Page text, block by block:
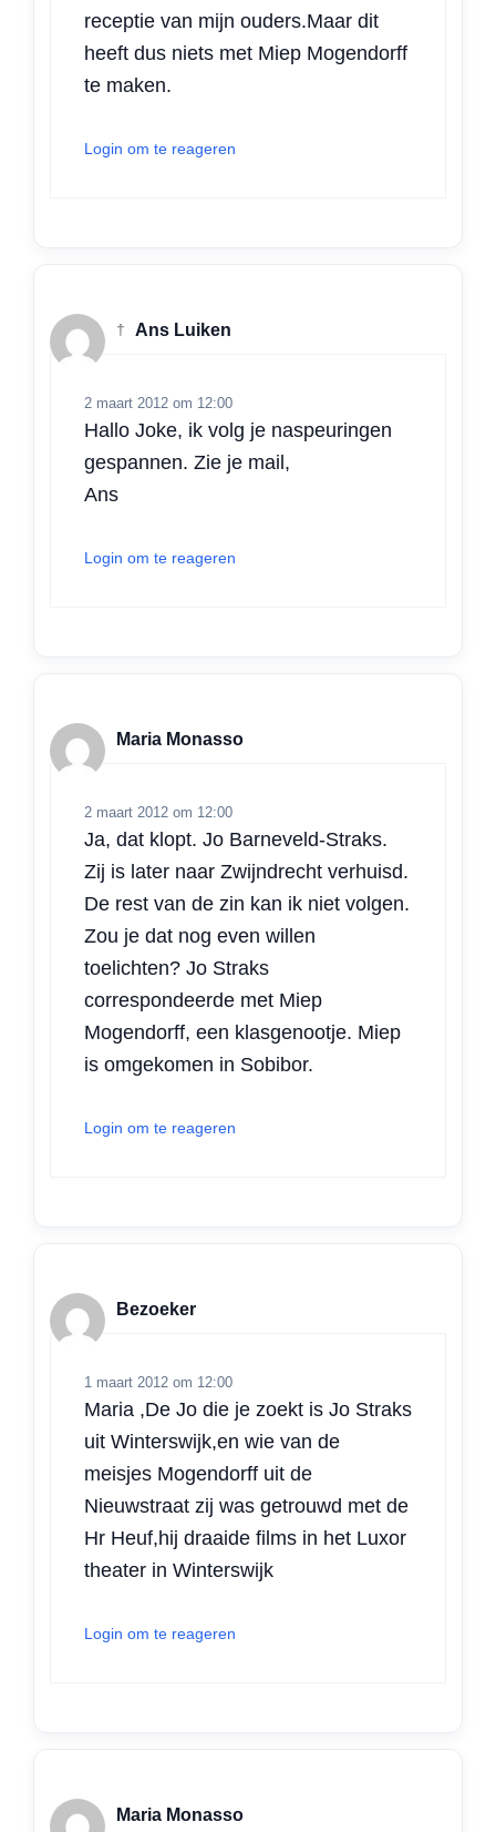
receptie van mijn ouders.Maar dit
heeft dus niets met Miep Mogendorff
te maken.
Login om te reageren
† Ans Luiken
2 maart 2012 om 12:00
Hallo Joke, ik volg je naspeuringen
gespannen. Zie je mail,
Ans
Login om te reageren
Maria Monasso
2 maart 2012 om 12:00
Ja, dat klopt. Jo Barneveld-Straks.
Zij is later naar Zwijndrecht verhuisd.
De rest van de zin kan ik niet volgen.
Zou je dat nog even willen
toelichten? Jo Straks
correspondeerde met Miep
Mogendorff, een klasgenootje. Miep
is omgekomen in Sobibor.
Login om te reageren
Bezoeker
1 maart 2012 om 12:00
Maria ,De Jo die je zoekt is Jo Straks
uit Winterswijk,en wie van de
meisjes Mogendorff uit de
Nieuwstraat zij was getrouwd met de
Hr Heuf,hij draaide films in het Luxor
theater in Winterswijk
Login om te reageren
Maria Monasso